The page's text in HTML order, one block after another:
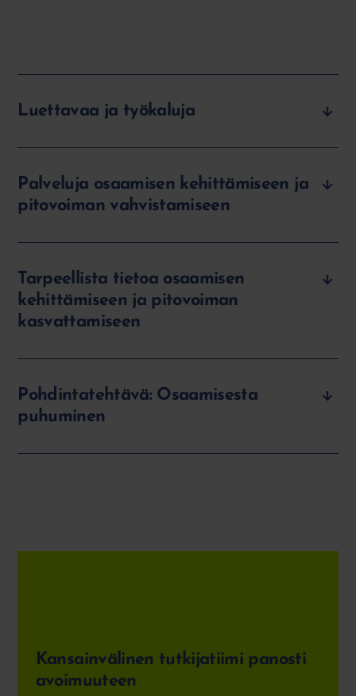
Luettavaa ja työkaluja
Palveluja osaamisen kehittämiseen ja
pitovoiman vahvistamiseen
Tarpeellista tietoa osaamisen
kehittämiseen ja pitovoiman
kasvattamiseen
Pohdintatehtävä: Osaamisesta
puhuminen
Kansainvälinen tutkijatiimi panosti
avoimuuteen